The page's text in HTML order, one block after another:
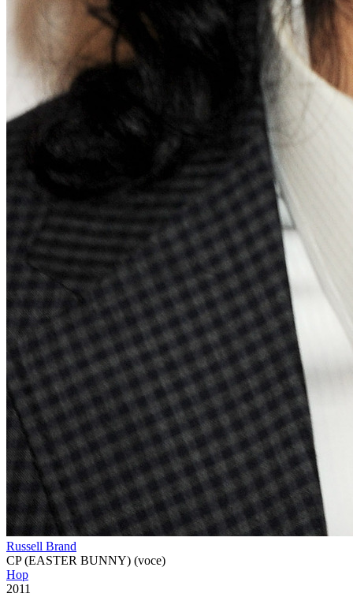
Russell Brand
CP (EASTER BUNNY) (voce)
Hop
2011